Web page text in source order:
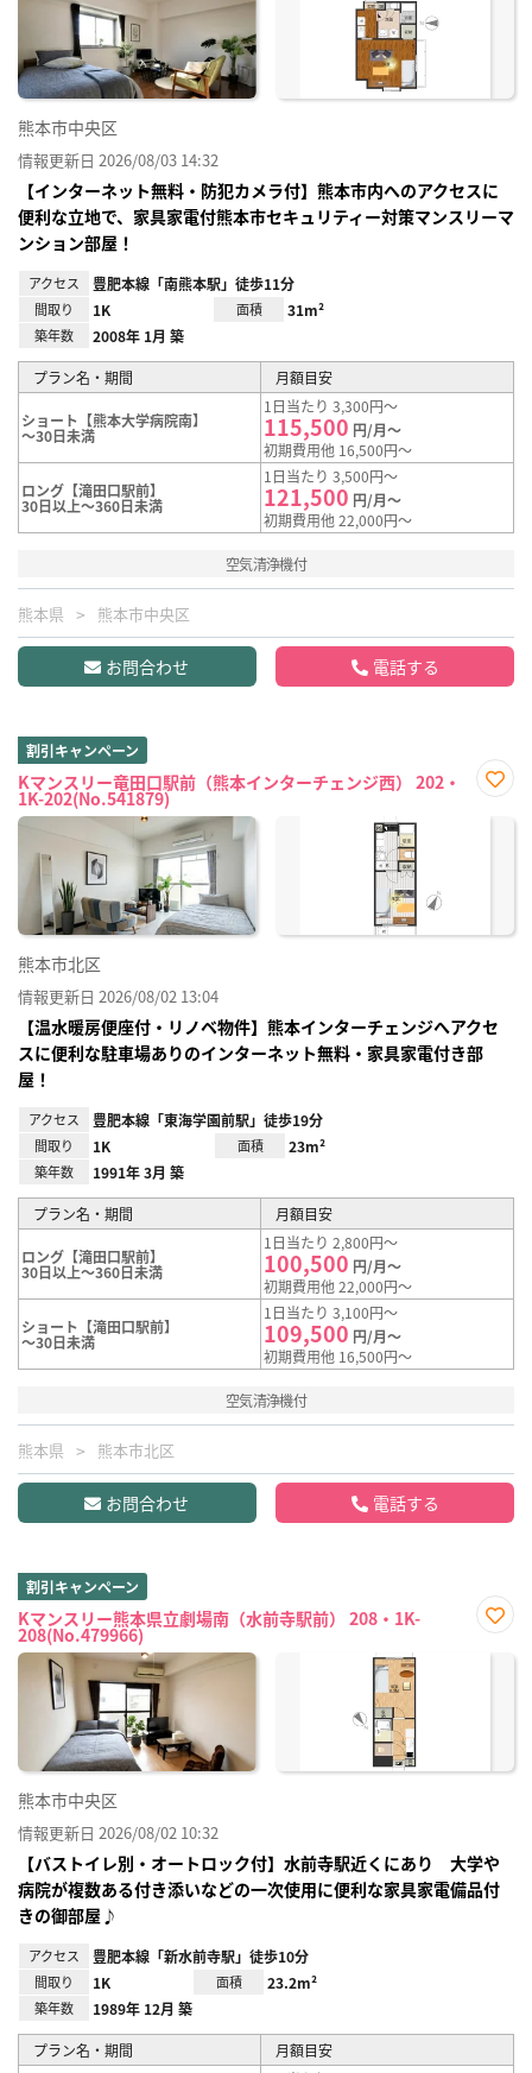
熊本市中央区
情報更新日 2026/08/03 14:32
【インターネット無料・防犯カメラ付】熊本市内へのアクセスに
便利な立地で、家具家電付熊本市セキュリティー対策マンスリーマ
ンション部屋！
アクセス 豊肥本線「南熊本駅」徒歩11分
間取り 1K 面積 31m²
築年数 2008年 1月 築
プラン名・期間 月額目安
ショート【熊本大学病院南】
～30日未満
1日当たり 3,300円～
115,500 円/月～
初期費用他 16,500円～
ロング【滝田口駅前】
30日以上～360日未満
1日当たり 3,500円～
121,500 円/月～
初期費用他 22,000円～
空気清浄機付
熊本県 熊本市中央区
お問合わせ 電話する
割引キャンペーン
Kマンスリー竜田口駅前（熊本インターチェンジ西） 202・
1K-202(No.541879)
に入
熊本市北区
情報更新日 2026/08/02 13:04
【温水暖房便座付・リノベ物件】熊本インターチェンジへアクセ
スに便利な駐車場ありのインターネット無料・家具家電付き部
屋！
アクセス 豊肥本線「東海学園前駅」徒歩19分
間取り 1K 面積 23m²
築年数 1991年 3月 築
プラン名・期間 月額目安
ロング【滝田口駅前】
30日以上～360日未満
1日当たり 2,800円～
100,500 円/月～
初期費用他 22,000円～
ショート【滝田口駅前】
～30日未満
1日当たり 3,100円～
109,500 円/月～
初期費用他 16,500円～
空気清浄機付
熊本県 熊本市北区
お問合わせ 電話する
割引キャンペーン
Kマンスリー熊本県立劇場南（水前寺駅前） 208・1K-
208(No.479966)
に入
熊本市中央区
情報更新日 2026/08/02 10:32
【バストイレ別・オートロック付】水前寺駅近くにあり 大学や
病院が複数ある付き添いなどの一次使用に便利な家具家電備品付
きの御部屋♪
アクセス 豊肥本線「新水前寺駅」徒歩10分
間取り 1K 面積 23.2m²
築年数 1989年 12月 築
プラン名・期間
月額目安